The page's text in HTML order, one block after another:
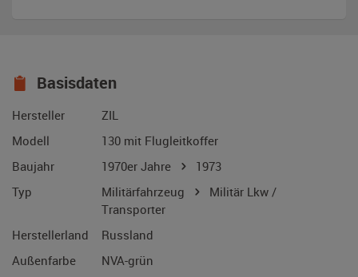
Basisdaten
Hersteller
ZIL
Modell
130 mit Flugleitkoffer
Baujahr
1970er Jahre
1973
Typ
Militärfahrzeug
Militär Lkw /
Transporter
Herstellerland
Russland
Außenfarbe
NVA-grün